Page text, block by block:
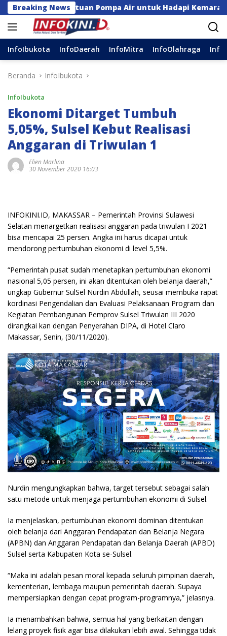
Langsung
ke
konten
Breaking News
Bantuan Pompa Air untuk Hadapi Kemarau di Sulsel
InfoIbukota InfoDaerah InfoMitra InfoOlahraga
Beranda InfoIbukota
InfoIbukota
Ekonomi Ditarget Tumbuh
5,05%, Sulsel Kebut Realisasi
Anggaran di Triwulan 1
Elien Marlina
30 November 2020 16:03
INFOKINI.ID, MAKASSAR – Pemerintah Provinsi Sulawesi
Selatan menargetkan realisasi anggaran pada triwulan I 2021
bisa mencapai 25 persen. Angka ini harus dicapai untuk
mendorong pertumbuhan ekonomi di level 5,5%.
“Pemerintah pusat sudah menetapkan pertumbuhan ekonomi
nasional 5,05 persen, ini akan ditentukan oleh belanja daerah,”
ungkap Gubernur SulSel Nurdin Abdullah, seusai membuka rapat
kordinasi Pengendalian dan Evaluasi Pelaksanaan Program dan
Kegiatan Pembangunan Pemprov Sulsel Triwulan III 2020
dirangkai kan dengan Penyerahan DIPA, di Hotel Claro
Makassar, Senin, (30/11/2020).
Nurdin mengungkapkan bahwa, target tersebut sebagai salah
satu metode untuk menjaga pertumbuhan ekonomi di Sulsel.
Ia menjelaskan, pertumbuhan ekonomi dominan ditentukan
oleh belanja dari Anggaran Pendapatan dan Belanja Negara
(APBN) dan Anggaran Pendapatan dan Belanja Daerah (APBD)
Sulsel serta Kabupaten Kota se-Sulsel.
“Maka ini adalah pesan moral kepada seluruh pimpinan daerah,
kementerian, lembaga maupun pemerintah daerah. Supaya
mempersiapkan dengan cepat program-programnya,” jelasnya.
Ia menambahkan bahwa, semua hal yang berkaitan dengan
lelang proyek fisik agar bisa dilakukan lebih awal. Sehingga tidak